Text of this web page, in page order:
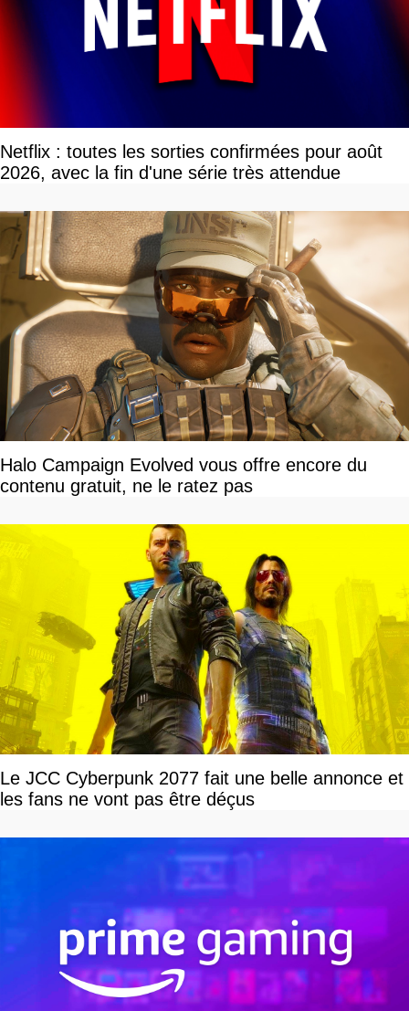
Netflix : toutes les sorties confirmées pour août
2026, avec la fin d'une série très attendue
Halo Campaign Evolved vous offre encore du
contenu gratuit, ne le ratez pas
Le JCC Cyberpunk 2077 fait une belle annonce et
les fans ne vont pas être déçus